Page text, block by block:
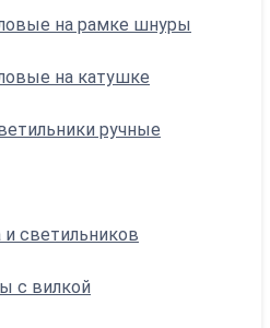
на рамке шнуры
на катушке
ручные
светильников
с вилкой